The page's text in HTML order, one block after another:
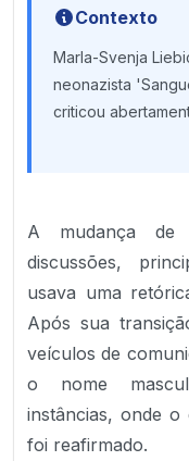
Contexto
Marla-Svenja
neonazista
criticou
A mudança de
discussões,
usava uma
Após sua
veículos de
o nome
instâncias, onde o
foi reafirmado.